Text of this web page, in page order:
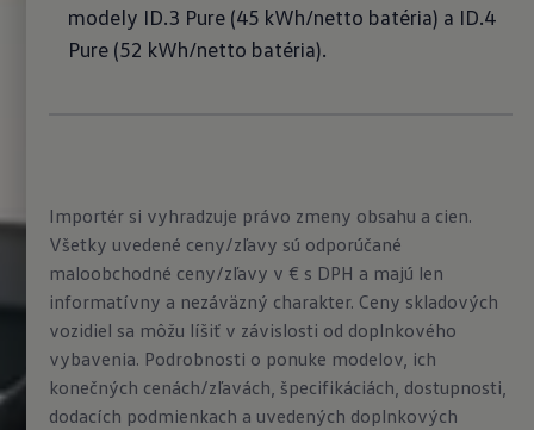
modely ID.3 Pure (45 kWh/netto batéria) a ID.4
Pure (52 kWh/netto batéria).
Importér si vyhradzuje právo zmeny obsahu a cien.
Všetky uvedené ceny/zľavy sú odporúčané
maloobchodné ceny/zľavy v € s DPH a majú len
informatívny a nezáväzný charakter. Ceny skladových
vozidiel sa môžu líšiť v závislosti od doplnkového
vybavenia. Podrobnosti o ponuke modelov, ich
konečných cenách/zľavách, špecifikáciách, dostupnosti,
dodacích podmienkach a uvedených doplnkových